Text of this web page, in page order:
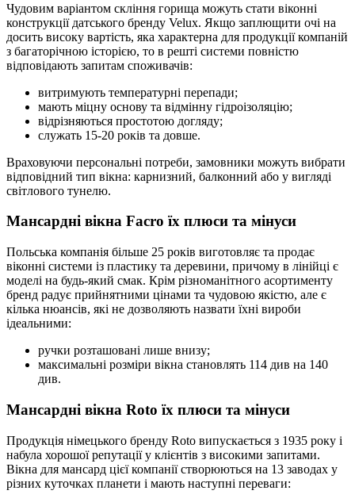
Чудовим варіантом скління горища можуть стати віконні
конструкції датського бренду Velux. Якщо заплющити очі на
досить високу вартість, яка характерна для продукції компаній
з багаторічною історією, то в решті системи повністю
відповідають запитам споживачів:
витримують температурні перепади;
мають міцну основу та відмінну гідроізоляцію;
відрізняються простотою догляду;
служать 15-20 років та довше.
Враховуючи персональні потреби, замовники можуть вибрати
відповідний тип вікна: карнизний, балконний або у вигляді
світлового тунелю.
Мансардні вікна Facro їх плюси та мінуси
Польська компанія більше 25 років виготовляє та продає
віконні системи із пластику та деревини, причому в лінійці є
моделі на будь-який смак. Крім різноманітного асортименту
бренд радує прийнятними цінами та чудовою якістю, але є
кілька нюансів, які не дозволяють назвати їхні вироби
ідеальними:
ручки розташовані лише внизу;
максимальні розміри вікна становлять 114 див на 140
див.
Мансардні вікна Roto їх плюси та мінуси
Продукція німецького бренду Roto випускається з 1935 року і
набула хорошої репутації у клієнтів з високими запитами.
Вікна для мансард цієї компанії створюються на 13 заводах у
різних куточках планети і мають наступні переваги: